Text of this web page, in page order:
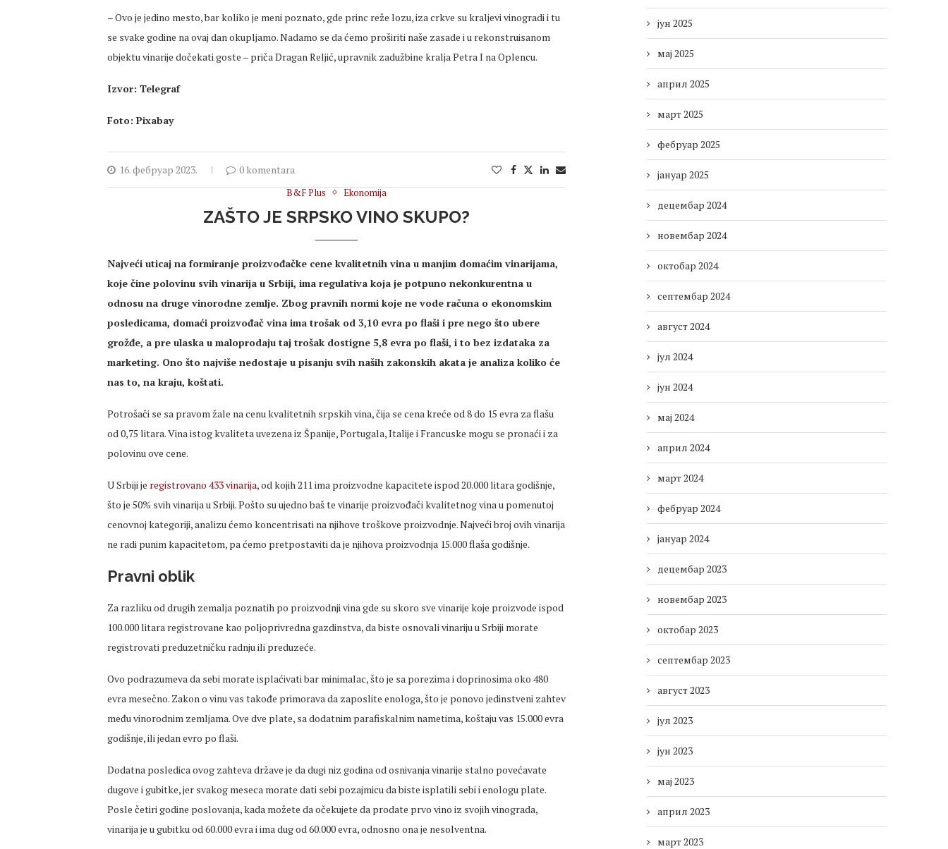
– Ovo je jedino mesto, bar koliko je meni poznato, gde princ reže lozu, iza crkve su kraljevi vinogradi i tu
se svake godine na ovaj dan okupljamo. Nadamo se da ćemo proširiti naše zasade i u rekonstruisanom
objektu vinarije dočekati goste – priča Dragan Reljić, upravnik zadužbine kralja Petra I na Oplencu.
Izvor: Telegraf
Foto: Pixabay
16. фебруар 2023. 0 komentara
B&F Plus Ekonomija
ZAŠTO JE SRPSKO VINO SKUPO?
Najveći uticaj na formiranje proizvođačke cene kvalitetnih vina u manjim domaćim vinarijama,
koje čine polovinu svih vinarija u Srbiji, ima regulativa koja je potpuno nekonkurentna u
odnosu na druge vinorodne zemlje. Zbog pravnih normi koje ne vode računa o ekonomskim
posledicama, domaći proizvođač vina ima trošak od 3,10 evra po flaši i pre nego što ubere
grožđe, a pre ulaska u maloprodaju taj trošak dostigne 5,8 evra po flaši, i to bez izdataka za
marketing. Ono što najviše nedostaje u pisanju svih naših zakonskih akata je analiza koliko će
nas to, na kraju, koštati.
Potrošači se sa pravom žale na cenu kvalitetnih srpskih vina, čija se cena kreće od 8 do 15 evra za flašu
od 0,75 litara. Vina istog kvaliteta uvezena iz Španije, Portugala, Italije i Francuske mogu se pronaći i za
polovinu ove cene.
U Srbiji je registrovano 433 vinarija, od kojih 211 ima proizvodne kapacitete ispod 20.000 litara godišnje,
što je 50% svih vinarija u Srbiji. Pošto su ujedno baš te vinarije proizvođači kvalitetnog vina u pomenutoj
cenovnoj kategoriji, analizu ćemo koncentrisati na njihove troškove proizvodnje. Najveći broj ovih vinarija
ne radi punim kapacitetom, pa ćemo pretpostaviti da je njihova proizvodnja 15.000 flaša godišnje.
Pravni oblik
Za razliku od drugih zemalja poznatih po proizvodnji vina gde su skoro sve vinarije koje proizvode ispod
100.000 litara registrovane kao poljoprivredna gazdinstva, da biste osnovali vinariju u Srbiji morate
registrovati preduzetničku radnju ili preduzeće.
Ovo podrazumeva da sebi morate isplaćivati bar minimalac, što je sa porezima i doprinosima oko 480
evra mesečno. Zakon o vinu vas takođe primorava da zaposlite enologa, što je ponovo jedinstveni zahtev
među vinorodnim zemljama. Ove dve plate, sa dodatnim parafiskalnim nametima, koštaju vas 15.000 evra
godišnje, ili jedan evro po flaši.
Dodatna posledica ovog zahteva države je da dugi niz godina od osnivanja vinarije stalno povećavate
dugove i gubitke, jer svakog meseca morate dati sebi pozajmicu da biste isplatili sebi i enologu plate.
Posle četiri godine poslovanja, kada možete da očekujete da prodate prvo vino iz svojih vinograda,
vinarija je u gubitku od 60.000 evra i ima dug od 60.000 evra, odnosno ona je nesolventna.
јун 2025
мај 2025
април 2025
март 2025
фебруар 2025
јануар 2025
децембар 2024
новембар 2024
октобар 2024
септембар 2024
август 2024
јул 2024
јун 2024
мај 2024
април 2024
март 2024
фебруар 2024
јануар 2024
децембар 2023
новембар 2023
октобар 2023
септембар 2023
август 2023
јул 2023
јун 2023
мај 2023
април 2023
март 2023